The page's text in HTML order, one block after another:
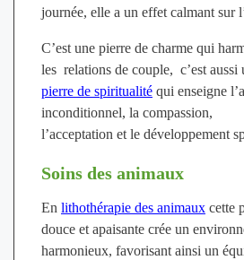
journée, elle a un effet calmant sur
C’est une pierre de charme qui
les relations de couple, c’est aussi
pierre de spiritualitéqui enseigne
inconditionnel, la compassion,
l’acceptation et le développement
Soins des animaux
En lithothérapie des animauxcette
douce et apaisante crée un
harmonieux, favorisant ainsi un